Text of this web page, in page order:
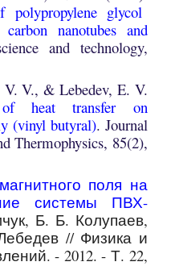
polypropylene glycol
nanotubes and
and technology,
V., & Lebedev, E. V.
of heat transfer on
(vinyl butyral). Journal
Thermophysics, 85(2),
поля на
системы ПВХ-
Б. Б. Колупаев,
// Физика и
- 2012. - Т. 22,